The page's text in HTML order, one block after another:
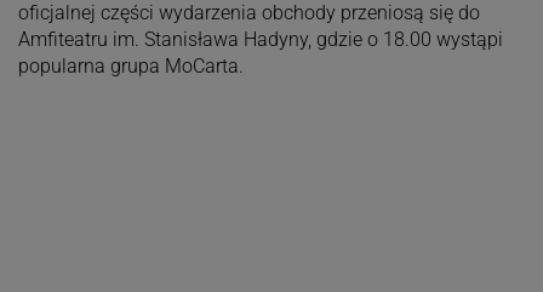
oficjalnej części wydarzenia obchody przeniosą się do
Amfiteatru im. Stanisława Hadyny, gdzie o 18.00 wystąpi
popularna grupa MoCarta.